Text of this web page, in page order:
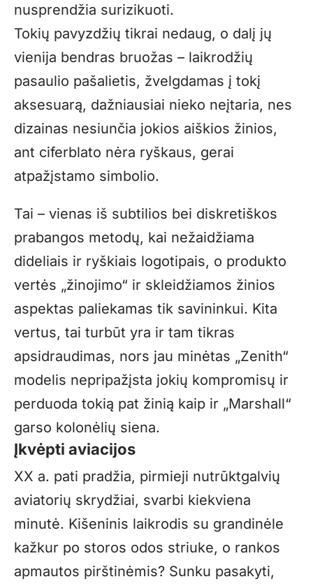
nusprendžia surizikuoti.
Tokių pavyzdžių tikrai nedaug, o dalį jų
vienija bendras bruožas – laikrodžių
pasaulio pašalietis, žvelgdamas į tokį
aksesuarą, dažniausiai nieko neįtaria, nes
dizainas nesiunčia jokios aiškios žinios,
ant ciferblato nėra ryškaus, gerai
atpažįstamo simbolio.
Tai – vienas iš subtilios bei diskretiškos
prabangos metodų, kai nežaidžiama
dideliais ir ryškiais logotipais, o produkto
vertės „žinojimo“ ir skleidžiamos žinios
aspektas paliekamas tik savininkui. Kita
vertus, tai turbūt yra ir tam tikras
apsidraudimas, nors jau minėtas „Zenith“
modelis nepripažįsta jokių kompromisų ir
perduoda tokią pat žinią kaip ir „Marshall“
garso kolonėlių siena.
Įkvėpti aviacijos
XX a. pati pradžia, pirmieji nutrūktgalvių
aviatorių skrydžiai, svarbi kiekviena
minutė. Kišeninis laikrodis su grandinėle
kažkur po storos odos striuke, o rankos
apmautos pirštinėmis? Sunku pasakyti,